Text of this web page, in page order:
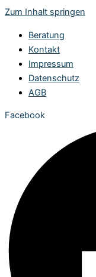
Zum Inhalt springen
Beratung
Kontakt
Impressum
Datenschutz
AGB
Facebook